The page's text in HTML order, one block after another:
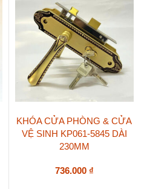
KHÓA CỬA PHÒNG & CỬA
VỆ SINH KP061-5845 DÀI
230MM
736.000 ₫